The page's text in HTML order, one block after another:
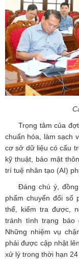
Trọng tâm của
chuẩn hóa, làm sạch
cơ sở dữ liệu có cấu
kỹ thuật, bảo mật
trí tuệ nhân tạo (AI)
Đáng chú ý,
phẩm chuyển đổi số
thể, kiểm tra được,
tránh tình trạng báo
Những nhiệm vụ
phải được cập nhật
xử lý trong thời hạn 24